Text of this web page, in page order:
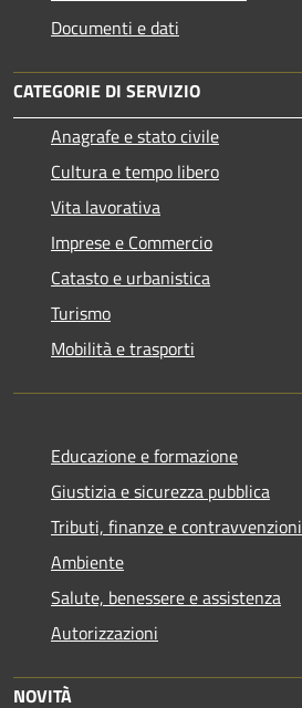
Documenti e dati
CATEGORIE DI SERVIZIO
Anagrafe e stato civile
Cultura e tempo libero
Vita lavorativa
Imprese e Commercio
Catasto e urbanistica
Turismo
Mobilità e trasporti
Educazione e formazione
Giustizia e sicurezza pubblica
Tributi, finanze e contravvenzioni
Ambiente
Salute, benessere e assistenza
Autorizzazioni
NOVITÀ